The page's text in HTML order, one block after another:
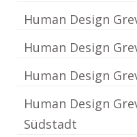
Human Design
Human Design
Human Design
Human Design
Südstadt